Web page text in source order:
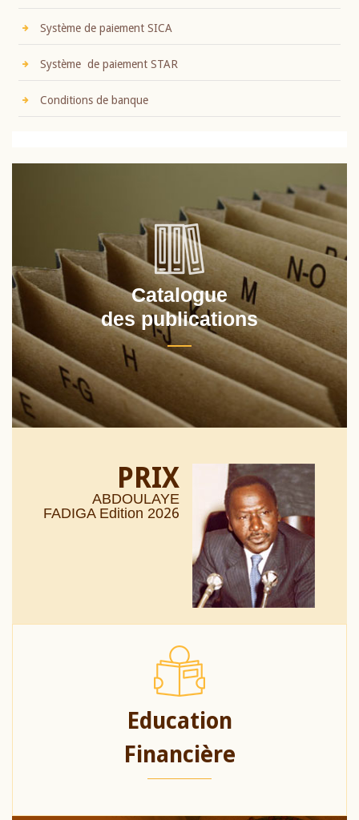
Système de paiement SICA
Système de paiement STAR
Conditions de banque
Catalogue
des publications
PRIX
ABDOULAYE
FADIGA Edition 2026
Education
Financière